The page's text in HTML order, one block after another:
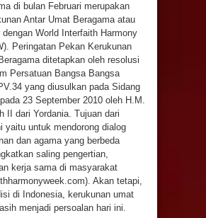
di bulan Februari merupakan
Antar Umat Beragama atau
dengan World Interfaith Harmony
Peringatan Pekan Kerukunan
ditetapkan oleh resolusi
Persatuan Bangsa Bangsa
yang diusulkan pada Sidang
23 September 2010 oleh H.M.
II dari Yordania. Tujuan dari
yaitu untuk mendorong dialog
dan agama yang berbeda
saling pengertian,
kerja sama di masyarakat
Akan tetapi,
di Indonesia, kerukunan umat
menjadi persoalan hari ini.